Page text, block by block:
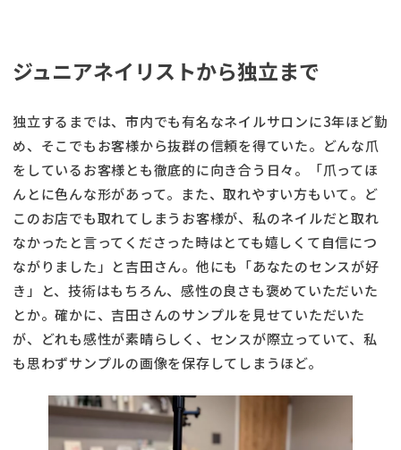
ジュニアネイリストから独立まで
独立するまでは、市内でも有名なネイルサロンに3年ほど勤
め、そこでもお客様から抜群の信頼を得ていた。どんな爪
をしているお客様とも徹底的に向き合う日々。「爪ってほ
んとに色んな形があって。また、取れやすい方もいて。ど
このお店でも取れてしまうお客様が、私のネイルだと取れ
なかったと言ってくださった時はとても嬉しくて自信につ
ながりました」と吉田さん。他にも「あなたのセンスが好
き」と、技術はもちろん、感性の良さも褒めていただいた
とか。確かに、吉田さんのサンプルを見せていただいた
が、どれも感性が素晴らしく、センスが際立っていて、私
も思わずサンプルの画像を保存してしまうほど。